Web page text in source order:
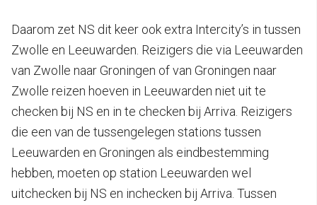
Daarom zet NS dit keer ook extra Intercity’s in tussen
Zwolle en Leeuwarden. Reizigers die via Leeuwarden
van Zwolle naar Groningen of van Groningen naar
Zwolle reizen hoeven in Leeuwarden niet uit te
checken bij NS en in te checken bij Arriva. Reizigers
die een van de tussengelegen stations tussen
Leeuwarden en Groningen als eindbestemming
hebben, moeten op station Leeuwarden wel
uitchecken bij NS en inchecken bij Arriva. Tussen